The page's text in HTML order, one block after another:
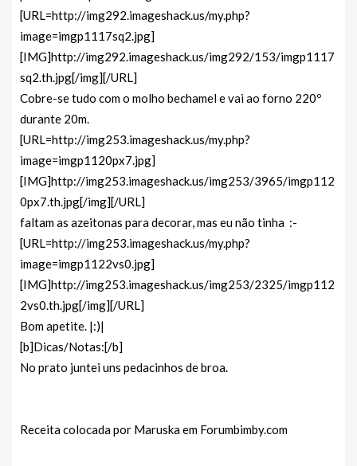
[URL=http://img292.imageshack.us/my.php?
image=imgp1117sq2.jpg]
[IMG]http://img292.imageshack.us/img292/153/imgp1117
sq2.th.jpg[/img][/URL]
Cobre-se tudo com o molho bechamel e vai ao forno 220º
durante 20m.
[URL=http://img253.imageshack.us/my.php?
image=imgp1120px7.jpg]
[IMG]http://img253.imageshack.us/img253/3965/imgp112
0px7.th.jpg[/img][/URL]
faltam as azeitonas para decorar, mas eu não tinha :-
[URL=http://img253.imageshack.us/my.php?
image=imgp1122vs0.jpg]
[IMG]http://img253.imageshack.us/img253/2325/imgp112
2vs0.th.jpg[/img][/URL]
Bom apetite. |:)|
[b]Dicas/Notas:[/b]
No prato juntei uns pedacinhos de broa.
Receita colocada por Maruska em Forumbimby.com